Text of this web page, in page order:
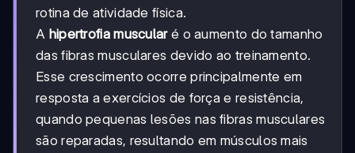
rotina de atividade física.
A hipertrofia muscularé o aumento do tamanho
das fibras musculares devido ao treinamento.
Esse crescimento ocorre principalmente em
resposta a exercícios de força e resistência,
quando pequenas lesões nas fibras musculares
são reparadas, resultando em músculos mais